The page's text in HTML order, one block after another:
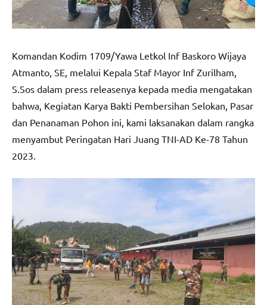
Komandan Kodim 1709/Yawa Letkol Inf Baskoro Wijaya
Atmanto, SE, melalui Kepala Staf Mayor Inf Zurilham,
S.Sos dalam press releasenya kepada media mengatakan
bahwa, Kegiatan Karya Bakti Pembersihan Selokan, Pasar
dan Penanaman Pohon ini, kami laksanakan dalam rangka
menyambut Peringatan Hari Juang TNI-AD Ke-78 Tahun
2023.